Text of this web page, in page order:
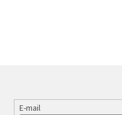
E-mail